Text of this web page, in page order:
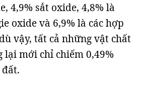
4,9% sắt oxide, 4,8% là
oxide và 6,9% là các hợp
vậy, tất cả những vật chất
lại mới chỉ chiếm 0,49%